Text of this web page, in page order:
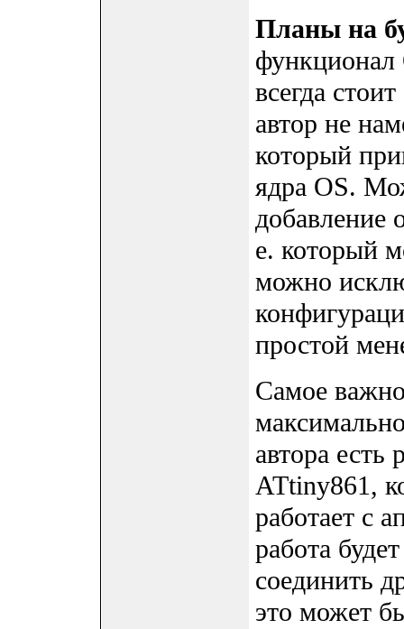
Планы на
функционал
всегда
автор не
который
ядра OS.
добавление
е. который
можно
простой
Самое
автора есть
ATtiny861,
работает с
работа
соединить
это может